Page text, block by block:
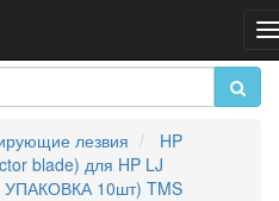
лезвия
HP
blade) для HP LJ
УПАКОВКА 10шт) TMS